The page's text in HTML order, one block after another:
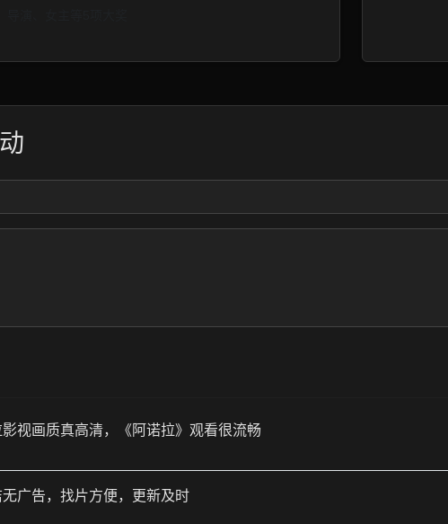
影视画质真高清，《阿诺拉》观看很流畅
无广告，找片方便，更新及时